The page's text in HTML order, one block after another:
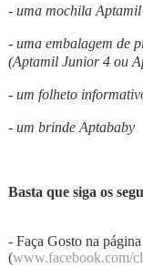
- uma mochila
- uma embalagem de
(Aptamil Junior 4 ou
- um folheto
- um brinde Aptababy
Basta que siga os
- Faça Gosto na
(www.facebook.com/